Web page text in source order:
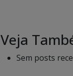
Veja
Sem posts